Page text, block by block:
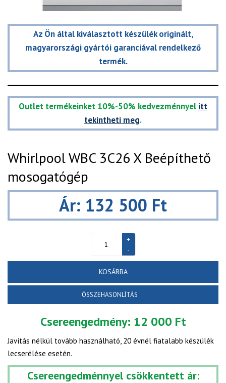
Az Ön által kiválasztott készülék originált,
magyarországi gyártói garanciával rendelkező
termék.
Outlet termékeinket 10%-50% kedvezménnyel itt
tekintheti meg.
Whirlpool WBC 3C26 X Beépíthető
mosogatógép
Ár: 132 500 Ft
KOSÁRBA
ÖSSZEHASONLÍTÁS
Csereengedmény: 12 000 Ft
Javítás nélkül tovább használható, 20 évnél fiatalabb készülék
lecserélése esetén.
Csereengedménnyel csökkentett ár: